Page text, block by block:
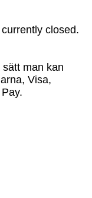
closed.